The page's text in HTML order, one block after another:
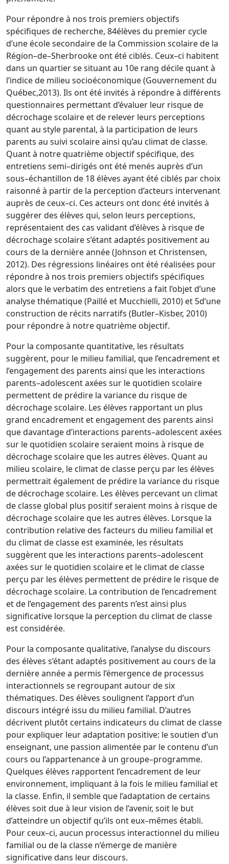
Pour répondre à nos trois premiers objectifs
spécifiques de recherche, 84élèves du premier cycle
d’une école secondaire de la Commission scolaire de la
Région–de–Sherbrooke ont été ciblés. Ceux–ci habitent
dans un quartier se situant au 10e rang décile quant à
l’indice de milieu socioéconomique (Gouvernement du
Québec,2013). Ils ont été invités à répondre à différents
questionnaires permettant d’évaluer leur risquede
décrochage scolaire et de relever leurs perceptions
quant au style parental, à la participation de leurs
parents au suivi scolaire ainsi qu’au climat de classe.
Quant à notre quatrième objectif spécifique, des
entretiens semi–dirigés ont été menés auprès d’un
sous–échantillon de 18 élèves ayant été ciblés par choix
raisonné à partir de la perception d’acteurs intervenant
auprès de ceux–ci. Ces acteurs ontdonc été invités à
suggérer des élèves qui, selon leurs perceptions,
représentaient des cas validantd’élèves à risque de
décrochage scolaire s’étant adaptés positivementau
cours de la dernière année (Johnson et Christensen,
2012). Des régressions linéaires ont été réalisées pour
répondre à nos trois premiers objectifs spécifiques
alors que le verbatim des entretiens a fait l’objet d’une
analyse thématique(Paillé et Mucchielli, 2010) et 5d’une
construction de récits narratifs (Butler–Kisber, 2010)
pour répondre à notrequatrième objectif.
Pour la composante quantitative, les résultats
suggèrent, pour le milieu familial, que l’encadrement et
l’engagement des parents ainsi que les interactions
parents–adolescent axées sur le quotidien scolaire
permettent de prédire la variance du risquede
décrochage scolaire. Les élèves rapportant un plus
grand encadrement et engagement des parents ainsi
que davantage d’interactions parents–adolescent axées
sur le quotidien scolaire seraient moins à risque de
décrochage scolaire que les autres élèves. Quant au
milieu scolaire, le climat de classe perçu par les élèves
permettrait également de prédire la variance du risque
de décrochage scolaire. Les élèves percevant un climat
de classe global plus positif seraient moins à risque de
décrochage scolaireque les autres élèves. Lorsque la
contribution relative des facteurs du milieu familial et
du climat de classe est examinée, les résultats
suggèrent que les interactions parents–adolescent
axées sur le quotidien scolaire et le climat de classe
perçu par les élèves permettent de prédire le risque de
décrochage scolaire. La contribution de l’encadrement
et de l’engagement des parents n’est ainsi plus
significative lorsque la perception du climat de classe
est considérée.
Pour la composante qualitative, l’analyse du discours
des élèves s’étant adaptés positivement au cours de la
dernière année a permis l’émergence de processus
interactionnels se regroupant autour de six
thématiques. Des élèves soulignent l’apportd’un
discours intégré issu du milieu familial. D’autres
décrivent plutôt certains indicateurs du climat de classe
pour expliquer leur adaptation positive: le soutien d’un
enseignant, une passion alimentée par le contenu d’un
cours ou l’appartenance à un groupe–programme.
Quelques élèves rapportent l’encadrement de leur
environnement, impliquant à la fois le milieu familial et
la classe. Enfin, il semble que l’adaptation de certains
élèves soit due à leur vision de l’avenir, soit le but
d’atteindre un objectif qu’ils ont eux–mêmes établi.
Pour ceux–ci, aucun processus interactionnel du milieu
familial ou de la classe n’émergede manière
significativedans leur discours.